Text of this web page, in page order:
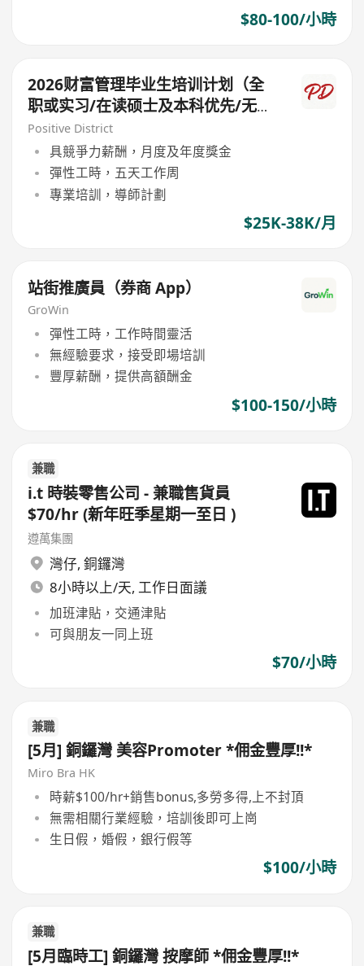
$80-100/小時
2026财富管理毕业生培训计划（全
职或实习/在读硕士及本科优先/无相
关工作经验要求)
Positive District
具競爭力薪酬，月度及年度獎金
彈性工時，五天工作周
專業培訓，導師計劃
$25K-38K/月
站街推廣員（券商 App）
GroWin
彈性工時，工作時間靈活
無經驗要求，接受即場培訓
豐厚薪酬，提供高額酬金
$100-150/小時
兼職
i.t 時裝零售公司 - 兼職售貨員
$70/hr (新年旺季星期一至日 )
遵萬集團
灣仔, 銅鑼灣
8小時以上/天, 工作日面議
加班津貼，交通津貼
可與朋友一同上班
$70/小時
兼職
[5月] 銅鑼灣 美容Promoter *佣金豐厚!!*
Miro Bra HK
時薪$100/hr+銷售bonus,多勞多得,上不封頂
無需相關行業經驗，培訓後即可上崗
生日假，婚假，銀行假等
$100/小時
兼職
[5月臨時工] 銅鑼灣 按摩師 *佣金豐厚!!*